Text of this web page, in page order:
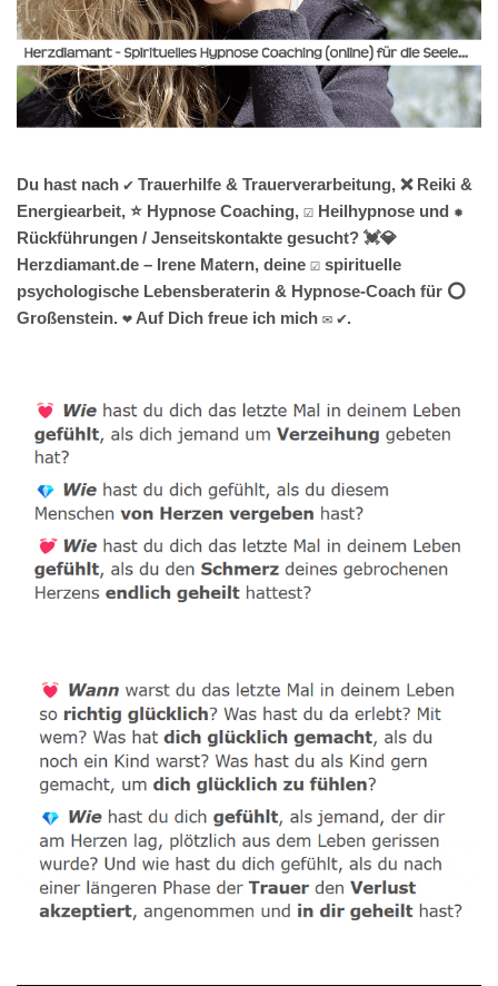
Du hast nach ✔️ Trauerhilfe & Trauerverarbeitung, ❌ Reiki &
Energiearbeit, ⭐ Hypnose Coaching, ☑️ Heilhypnose und ✹
Rückführungen / Jenseitskontakte gesucht? 💓️💎
Herzdiamant.de – Irene Matern, deine ☑️ spirituelle
psychologische Lebensberaterin & Hypnose-Coach für ⭕
Großenstein. ❤ Auf Dich freue ich mich ✉ ✔.